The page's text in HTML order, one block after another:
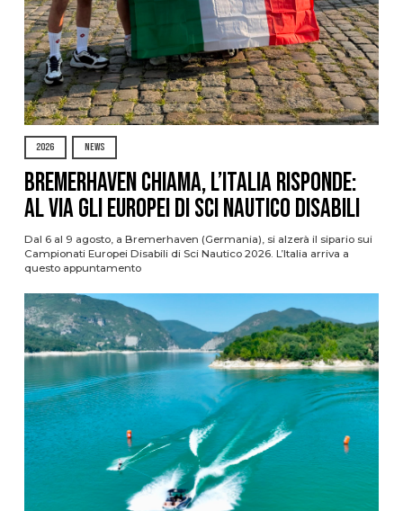
2026 NEWS
Bremerhaven chiama, l’Italia risponde:
al via gli Europei di Sci Nautico Disabili
Dal 6 al 9 agosto, a Bremerhaven (Germania), si alzerà il sipario sui
Campionati Europei Disabili di Sci Nautico 2026. L’Italia arriva a
questo appuntamento